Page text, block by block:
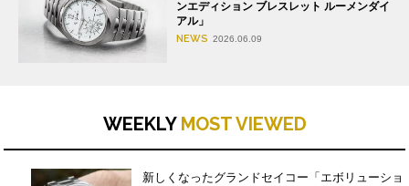
ンエディション ブレスレット ルーメンダイ
アル」
NEWS 2026.06.09
WEEKLY MOST VIEWED
新しくなったグランドセイコー「エボリューショ